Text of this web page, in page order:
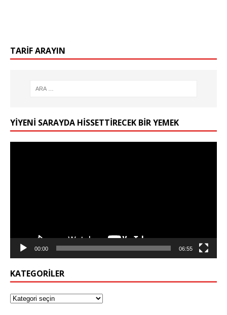
TARIF ARAYIN
YIYENI SARAYDA HISSETTIRECEK BIR YEMEK
00:00 06:55
KATEGORILER